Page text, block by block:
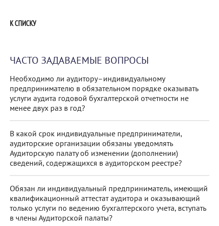
К СПИСКУ
ЧАСТО ЗАДАВАЕМЫЕ ВОПРОСЫ
Необходимо ли аудитору–индивидуальному
предпринимателю в обязательном порядке оказывать
услуги аудита годовой бухгалтерской отчетности не
менее двух раз в год?
В какой срок индивидуальные предприниматели,
аудиторские организации обязаны уведомлять
Аудиторскую палату об изменении (дополнении)
сведений, содержащихся в аудиторском реестре?
Обязан ли индивидуальный предприниматель, имеющий
квалификационный аттестат аудитора и оказывающий
только услуги по ведению бухгалтерского учета, вступать
в члены Аудиторской палаты?